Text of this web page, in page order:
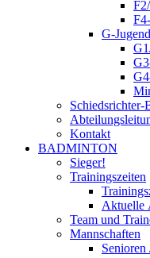
G-
Schiedsrichter-
Kontakt
BADMINTON
Sieger!
Trainingszeiten
Aktuelle
Team und
Mannschaften
Senioren